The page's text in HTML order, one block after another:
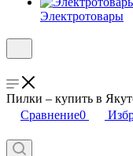
Электротовары
Пилки – купить в
Сравнение0